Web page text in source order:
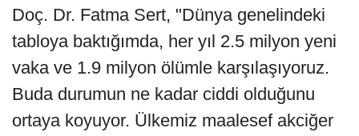
Doç. Dr. Fatma Sert, "Dünya genelindeki
tabloya baktığımda, her yıl 2.5 milyon yeni
vaka ve 1.9 milyon ölümle karşılaşıyoruz.
Buda durumun ne kadar ciddi olduğunu
ortaya koyuyor. Ülkemiz maalesef akciğer